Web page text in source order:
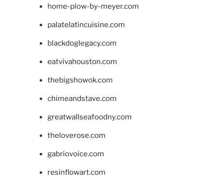
home-plow-by-meyer.com
palatelatincuisine.com
blackdoglegacy.com
eatvivahouston.com
thebigshowok.com
chimeandstave.com
greatwallseafoodny.com
theloverose.com
gabriovoice.com
resinflowart.com